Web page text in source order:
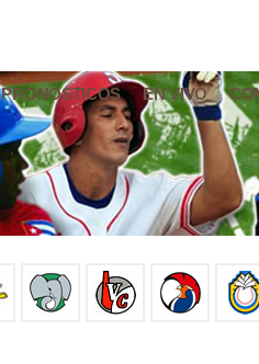
PRONÓSTICOS EN VIVO